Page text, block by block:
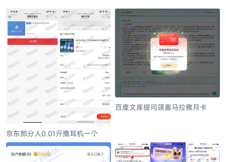
京东部分人0.01亓撸耳机一个
百度文库提问领喜马拉雅月卡